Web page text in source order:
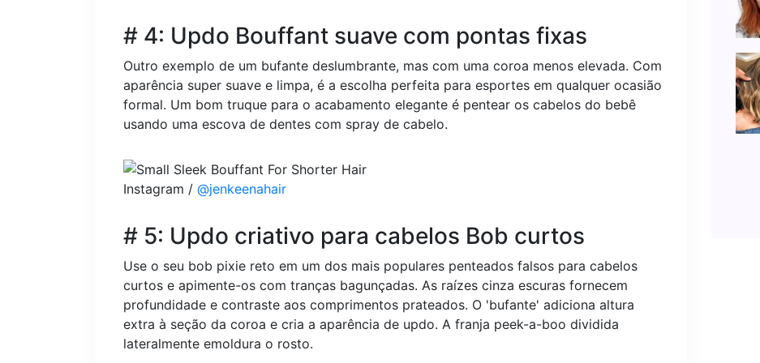
# 4: Updo Bouffant suave com pontas fixas
Outro exemplo de um bufante deslumbrante, mas com uma coroa menos elevada. Com
aparência super suave e limpa, é a escolha perfeita para esportes em qualquer ocasião
formal. Um bom truque para o acabamento elegante é pentear os cabelos do bebê
usando uma escova de dentes com spray de cabelo.
Instagram / @jenkeenahair
# 5: Updo criativo para cabelos Bob curtos
Use o seu bob pixie reto em um dos mais populares penteados falsos para cabelos
curtos e apimente-os com tranças bagunçadas. As raízes cinza escuras fornecem
profundidade e contraste aos comprimentos prateados. O 'bufante' adiciona altura
extra à seção da coroa e cria a aparência de updo. A franja peek-a-boo dividida
lateralmente emoldura o rosto.